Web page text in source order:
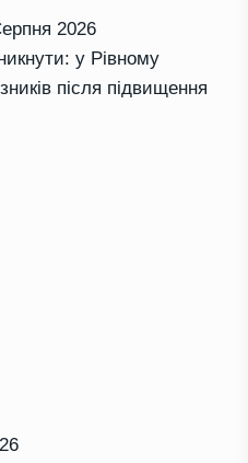
2026
у Рівному
після підвищення